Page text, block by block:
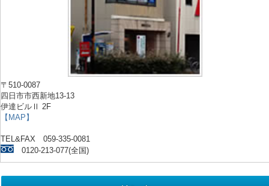
〒510-0087
四日市市西新地13-13
伊達ビルⅡ 2F
【MAP】
TEL&FAX 059-335-0081
0120-213-077(全国)